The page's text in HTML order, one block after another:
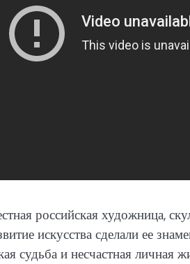
российская художница,
искусства сделали ее
судьба и несчастная личная